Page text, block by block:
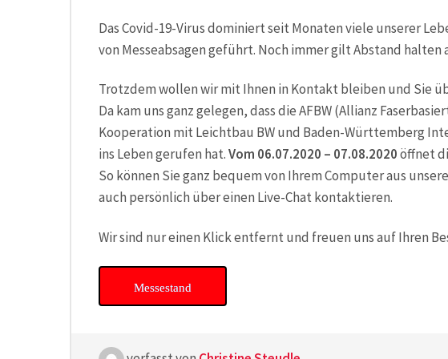
Das Covid-19-Virus dominiert seit Monaten viele unserer
von Messeabsagen geführt. Noch immer gilt Abstand halten
Trotzdem wollen wir mit Ihnen in Kontakt bleiben und Sie
Da kam uns ganz gelegen, dass die AFBW (Allianz
Kooperation mit Leichtbau BW und Baden-Württemberg
ins Leben gerufen hat.Vom 06.07.2020 – 07.08.2020öffnet
So können Sie ganz bequem von Ihrem Computer aus
auch persönlich über einen Live-Chat kontaktieren.
Wir sind nur einen Klick entfernt und freuen uns auf Ihren
Messestand